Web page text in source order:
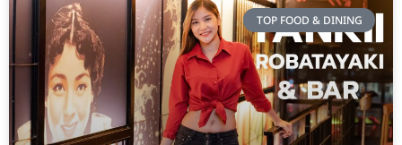
TOP FOOD & DINING